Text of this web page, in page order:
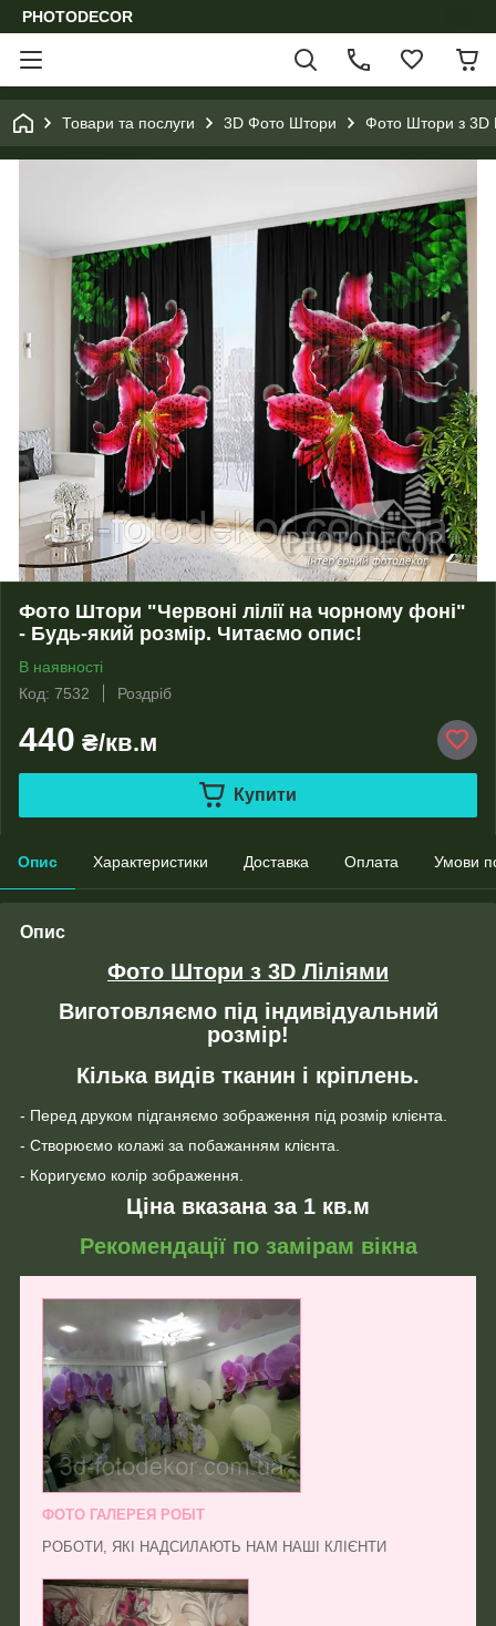
PHOTODECOR
Товари та послуги 3D Фото Штори Фото Штори з 3D
Фото Штори "Червоні лілії на чорному фоні"
- Будь-який розмір. Читаємо опис!
В наявності
Код: 7532
Роздріб
440 ₴/кв.м
Купити
Опис Характеристики Доставка Оплата Умови
Опис
Фото Штори з 3D Ліліями
Виготовляємо під індивідуальний
розмір!
Кілька видів тканин і кріплень.
- Перед друком підганяємо зображення під розмір клієнта.
- Створюємо колажі за побажанням клієнта.
- Коригуємо колір зображення.
Ціна вказана за 1 кв.м
Рекомендації по замірам вікна
ФОТО ГАЛЕРЕЯ РОБІТ
РОБОТИ, ЯКІ НАДСИЛАЮТЬ НАМ НАШІ КЛІЄНТИ